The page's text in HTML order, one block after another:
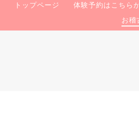
トップページ 体験予約はこちら
お稽